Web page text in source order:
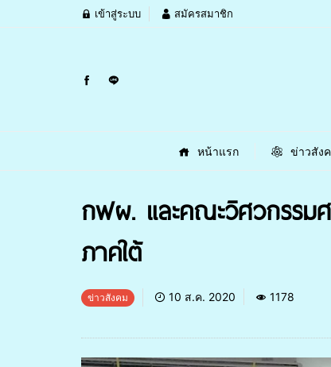
เข้าสู่ระบบ สมัครสมาชิก
หน้าแรก ข่าวสัง
กฟผ. และคณะวิศวกรร
ภาคใต้
ข่าวสังคม 10 ส.ค. 2020 1178